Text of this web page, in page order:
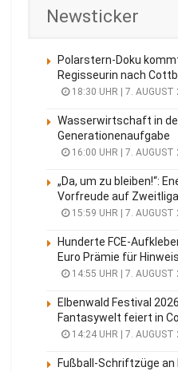
Newsticker
Polarstern-Doku
Regisseurin nach
18:30 UHR | 7. AUGUST
Wasserwirtschaft in
Generationenaufgabe
16:00 UHR | 7. AUGUST
„Da, um zu bleiben!“:
Vorfreude auf
15:59 UHR | 7. AUGUST
Hunderte FCE-
Euro Prämie für
14:55 UHR | 7. AUGUST
Elbenwald Festival
Fantasywelt feiert in
14:24 UHR | 7. AUGUST
Fußball-Schriftzüge an